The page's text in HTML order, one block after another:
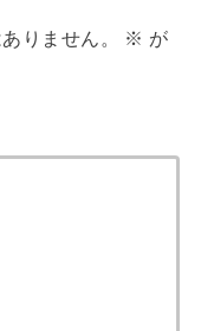
りません。 ※ が